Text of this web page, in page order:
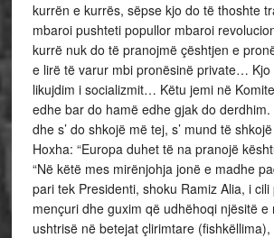
kurrën e kurrës, sëpse kjo do të thoshte
mbaroi pushteti popullor mbaroi
kurrë nuk do të pranojmë çështjen e
e lirë të varur mbi pronësinë private… Kjo
likujdim i socializmit… Këtu jemi në
edhe bar do hamë edhe gjak do derdhim.
dhe s’ do shkojë më tej, s’ mund të
Hoxha: “Europa duhet të na pranojë
“Në këtë mes mirënjohja jonë e madhe
pari tek Presidenti, shoku Ramiz Alia, i
mençuri dhe guxim që udhëhoqi njësitë e
ushtrisë në betejat çlirimtare